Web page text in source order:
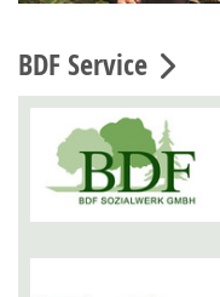
BDF Service